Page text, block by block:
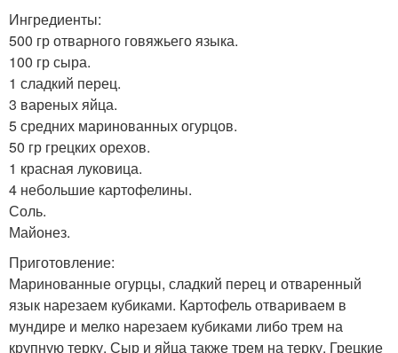
Ингредиенты:
500 гр отварного говяжьего языка.
100 гр сыра.
1 сладкий перец.
3 вареных яйца.
5 средних маринованных огурцов.
50 гр грецких орехов.
1 красная луковица.
4 небольшие картофелины.
Соль.
Майонез.
Приготовление:
Маринованные огурцы, сладкий перец и отваренный
язык нарезаем кубиками. Картофель отвариваем в
мундире и мелко нарезаем кубиками либо трем на
крупную терку. Сыр и яйца также трем на терку. Грецкие